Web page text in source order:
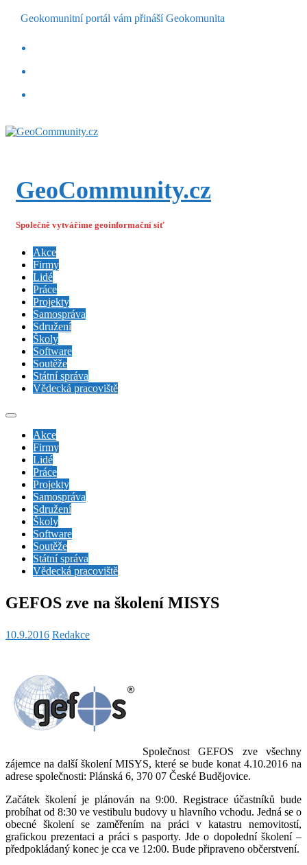
Geokomunitní portál vám přináší Geokomunita
GeoCommunity.cz
Společně vytváříme geoinformační síť
Akce
Firmy
Lidé
Práce
Projekty
Samospráva
Sdružení
Školy
Software
Soutěže
Státní správa
Vědecká pracoviště
Akce
Firmy
Lidé
Práce
Projekty
Samospráva
Sdružení
Školy
Software
Soutěže
Státní správa
Vědecká pracoviště
GEFOS zve na školení MISYS
10.9.2016 Redakce
Společnost GEFOS zve všechny
zájemce na další školení MISYS, které se bude konat 4.10.2016 na
adrese společnosti: Plánská 6, 370 07 České Budějovice.
Začátek školení je plánován na 9:00. Registrace účastníků bude
probíhat od 8:30 ve vestibulu budovy u hlavního vchodu. Jedná se o
obecné školení se zaměřením na práci v katastru nemovitostí,
grafickou prezentaci a práci s pasporty. Jde o dopolední školení –
předpokládaný konec je cca ve 12:00. Bude připraveno občerstvení.